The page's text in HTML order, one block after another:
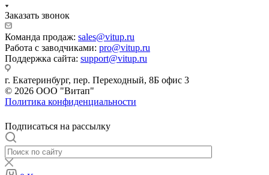
Заказать звонок
Команда продаж: sales@vitup.ru
Работа с заводчиками: pro@vitup.ru
Поддержка сайта: support@vitup.ru
г. Екатеринбург, пер. Переходный, 8Б офис 3
© 2026 ООО "Витап"
Политика конфиденциальности
Подписаться на рассылку